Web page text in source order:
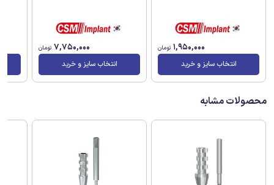
1,950,000 تومان
انتخاب سایز و خرید
7,750,000 تومان
انتخاب سایز و خرید
محصولات مشابه